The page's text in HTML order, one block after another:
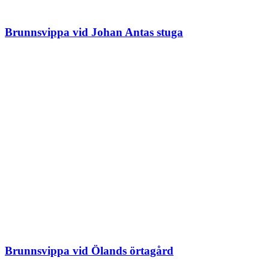
Brunnsvippa vid Johan Antas stuga
Brunnsvippa vid Ölands örtagård